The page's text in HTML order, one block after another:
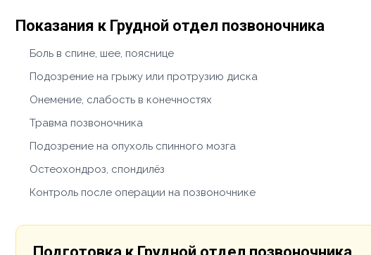
Показания к Грудной отдел позвоночника
Боль в спине, шее, пояснице
Подозрение на грыжу или протрузию диска
Онемение, слабость в конечностях
Травма позвоночника
Подозрение на опухоль спинного мозга
Остеохондроз, спондилёз
Контроль после операции на позвоночнике